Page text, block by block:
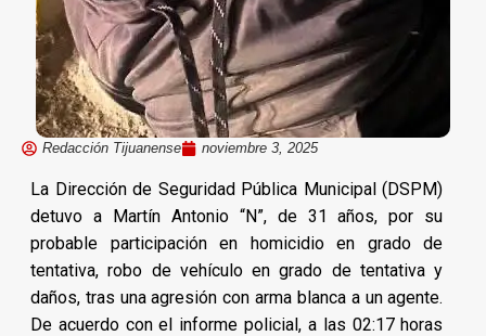
Redacción Tijuanense noviembre 3, 2025
La Dirección de Seguridad Pública Municipal (DSPM)
detuvo a Martín Antonio “N”, de 31 años, por su
probable participación en homicidio en grado de
tentativa, robo de vehículo en grado de tentativa y
daños, tras una agresión con arma blanca a un agente.
De acuerdo con el informe policial, a las 02:17 horas